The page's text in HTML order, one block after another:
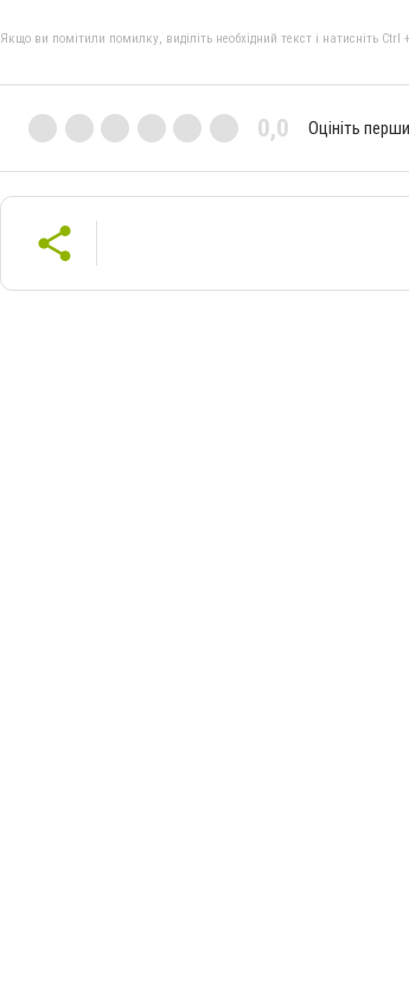
Якщо ви помітили помилку, виділіть необхідний текст і натисніть
0,0 Оцініть